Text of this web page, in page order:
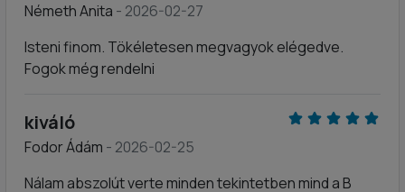
Németh Anita - 2026-02-27
Isteni finom. Tökéletesen megvagyok elégedve.
Fogok még rendelni
kiváló
Fodor Ádám - 2026-02-25
Nálam abszolút verte minden tekintetben mind a B